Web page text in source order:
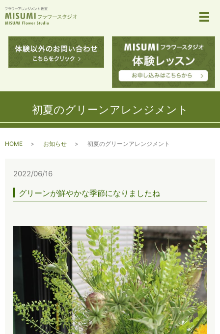
メ
初夏のグリーンアレンジメント
HOME お知らせ 初夏のグリーンアレンジメント
2022/06/16
グリーンが鮮やかな季節になりましたね